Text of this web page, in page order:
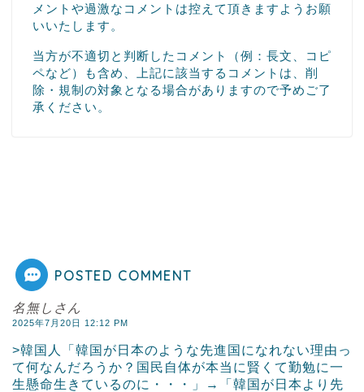
メントや過激なコメントは控えて頂きますようお願
いいたします。
当方が不適切と判断したコメント（例：長文、コピ
ペなど）も含め、上記に該当するコメントは、削
除・規制の対象となる場合がありますので予めご了
承ください。
POSTED COMMENT
名無しさん
2025年7月20日 12:12 PM
>韓国人「韓国が日本のような先進国になれない理由っ
て何なんだろうか？国民自体が本当に賢くて勤勉に一
生懸命生きているのに・・・」→「韓国が日本より先